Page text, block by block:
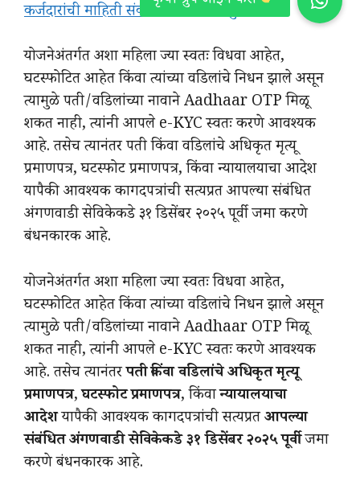
कर्जदारांची माहिती संकलनाची प्रक्रिया सुरू
योजनेअंतर्गत अशा महिला ज्या स्वतः विधवा आहेत,
घटस्फोटित आहेत किंवा त्यांच्या वडिलांचे निधन झाले असून
त्यामुळे पती/वडिलांच्या नावाने Aadhaar OTP मिळू
शकत नाही, त्यांनी आपले e-KYC स्वतः करणे आवश्यक
आहे. तसेच त्यानंतर पती किंवा वडिलांचे अधिकृत मृत्यू
प्रमाणपत्र, घटस्फोट प्रमाणपत्र, किंवा न्यायालयाचा आदेश
यापैकी आवश्यक कागदपत्रांची सत्यप्रत आपल्या संबंधित
अंगणवाडी सेविकेकडे ३१ डिसेंबर २०२५ पूर्वी जमा करणे
बंधनकारक आहे.
योजनेअंतर्गत अशा महिला ज्या स्वतः विधवा आहेत,
घटस्फोटित आहेत किंवा त्यांच्या वडिलांचे निधन झाले असून
त्यामुळे पती/वडिलांच्या नावाने Aadhaar OTP मिळू
शकत नाही, त्यांनी आपले e-KYC स्वतः करणे आवश्यक
आहे. तसेच त्यानंतरपती किंवा वडिलांचे अधिकृत मृत्यू
प्रमाणपत्र,घटस्फोट प्रमाणपत्र, किंवान्यायालयाचा
आदेशयापैकी आवश्यक कागदपत्रांची सत्यप्रतआपल्या
संबंधित अंगणवाडी सेविकेकडे ३१ डिसेंबर २०२५ पूर्वीजमा
करणे बंधनकारक आहे.